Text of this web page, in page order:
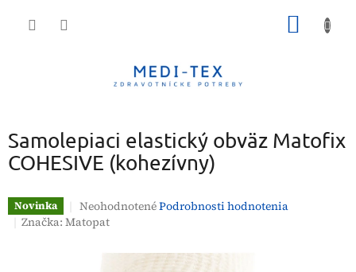
Samolepiaci elastický obväz Matofix
COHESIVE (kohezívny)
Novinka
Priemerné
hodnotenie
NeohodnotenéPodrobnosti hodnotenia
Značka:Matopat